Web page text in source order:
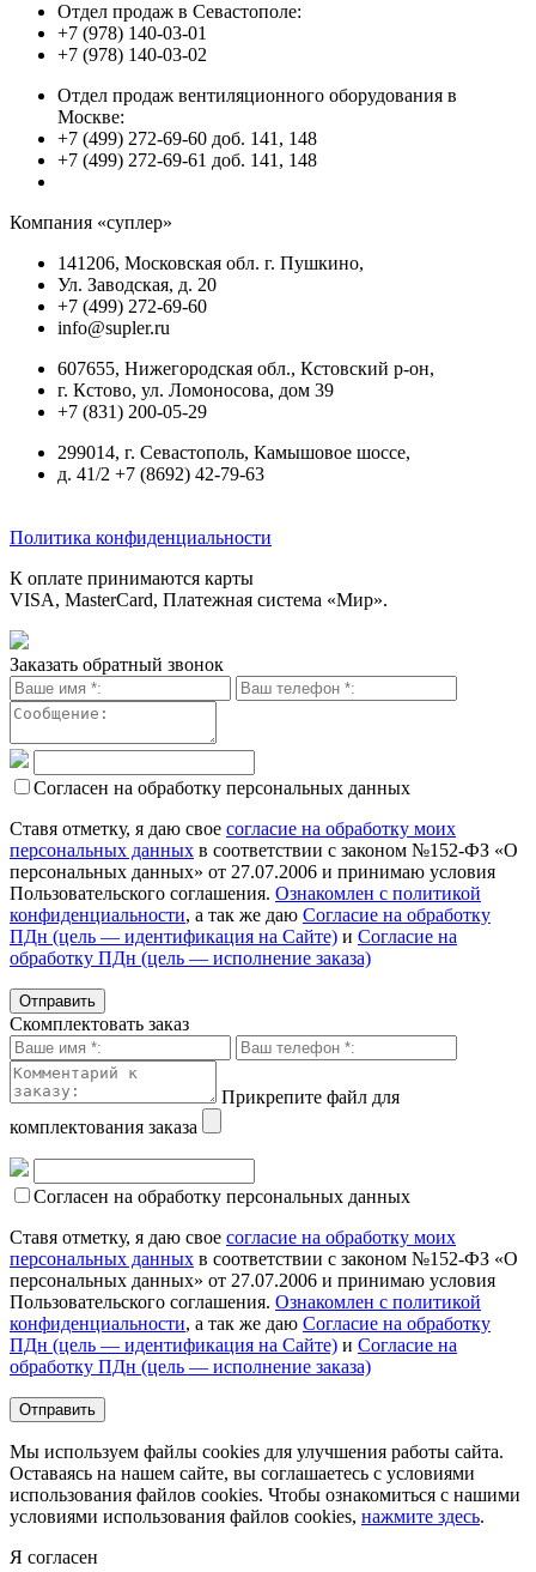
Отдел продаж в Севастополе:
+7 (978) 140-03-01
+7 (978) 140-03-02
Отдел продаж вентиляционного оборудования в
Москве:
+7 (499) 272-69-60 доб. 141, 148
+7 (499) 272-69-61 доб. 141, 148
Компания «суплер»
141206, Московская обл. г. Пушкино,
Ул. Заводская, д. 20
+7 (499) 272-69-60
info@supler.ru
607655, Нижегородская обл., Кстовский р-он,
г. Кстово, ул. Ломоносова, дом 39
+7 (831) 200-05-29
299014, г. Севастополь, Камышовое шоссе,
д. 41/2 +7 (8692) 42-79-63
Политика конфиденциальности
К оплате принимаются карты
VISA, MasterCard, Платежная система «Мир».
Заказать обратный звонок
Согласен на обработку персональных данных
Ставя отметку, я даю свое согласие на обработку моих
персональных данных в соответствии с законом №152-ФЗ «О
персональных данных» от 27.07.2006 и принимаю условия
Пользовательского соглашения. Ознакомлен с политикой
конфиденциальности, а так же даю Согласие на обработку
ПДн (цель — идентификация на Сайте) и Согласие на
обработку ПДн (цель — исполнение заказа)
Скомплектовать заказ
Прикрепите файл для
комплектования заказа
Согласен на обработку персональных данных
Ставя отметку, я даю свое согласие на обработку моих
персональных данных в соответствии с законом №152-ФЗ «О
персональных данных» от 27.07.2006 и принимаю условия
Пользовательского соглашения. Ознакомлен с политикой
конфиденциальности, а так же даю Согласие на обработку
ПДн (цель — идентификация на Сайте) и Согласие на
обработку ПДн (цель — исполнение заказа)
Мы используем файлы cookies для улучшения работы сайта.
Оставаясь на нашем сайте, вы соглашаетесь с условиями
использования файлов cookies. Чтобы ознакомиться с нашими
условиями использования файлов cookies, нажмите здесь.
Я согласен